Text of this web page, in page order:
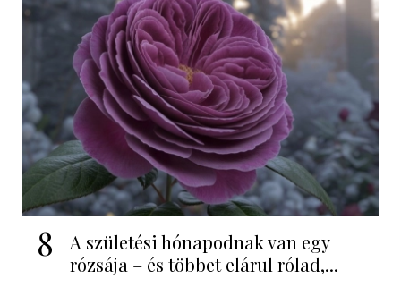
8
A születési hónapodnak van egy
rózsája – és többet elárul rólad,...